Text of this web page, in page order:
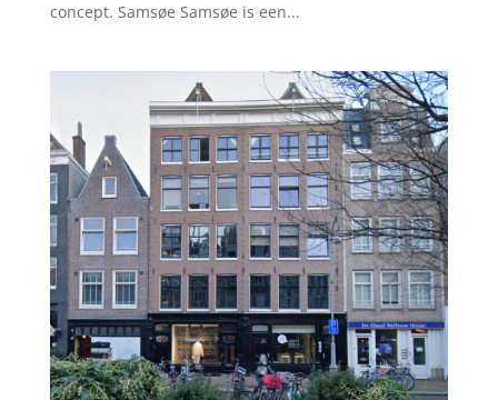
concept. Samsøe Samsøe is een...